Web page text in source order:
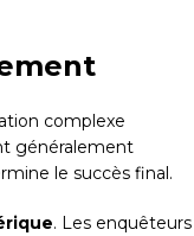
complexe
généralement
le succès final.
. Les enquêteurs